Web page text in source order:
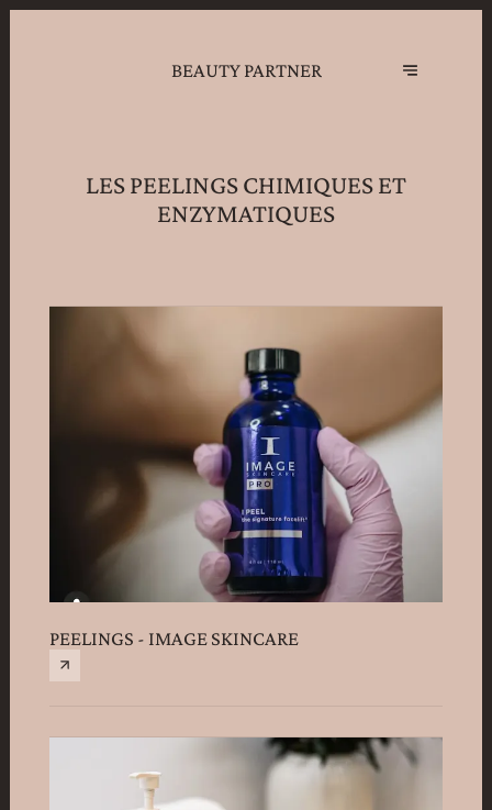
BEAUTY PARTNER
LES PEELINGS CHIMIQUES ET
ENZYMATIQUES
PEELINGS - IMAGE SKINCARE